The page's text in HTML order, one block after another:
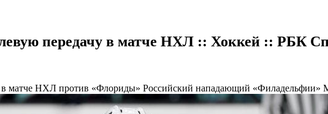
передачу в матче НХЛ :: Хоккей :: РБК
в матче НХЛ против «Флориды» Российский нападающий «Филадельфии»